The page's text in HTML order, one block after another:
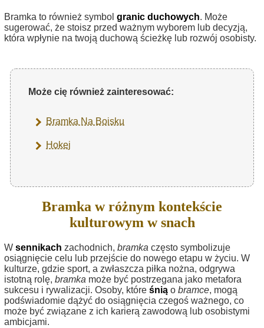
Bramka to również symbol granic duchowych. Może
sugerować, że stoisz przed ważnym wyborem lub decyzją,
która wpłynie na twoją duchową ścieżkę lub rozwój osobisty.
Może cię również zainteresować:
Bramka Na Boisku
Hokej
Bramka w różnym kontekście
kulturowym w snach
W sennikach zachodnich, bramka często symbolizuje
osiągnięcie celu lub przejście do nowego etapu w życiu. W
kulturze, gdzie sport, a zwłaszcza piłka nożna, odgrywa
istotną rolę, bramka może być postrzegana jako metafora
sukcesu i rywalizacji. Osoby, które śnią o bramce, mogą
podświadomie dążyć do osiągnięcia czegoś ważnego, co
może być związane z ich karierą zawodową lub osobistymi
ambicjami.